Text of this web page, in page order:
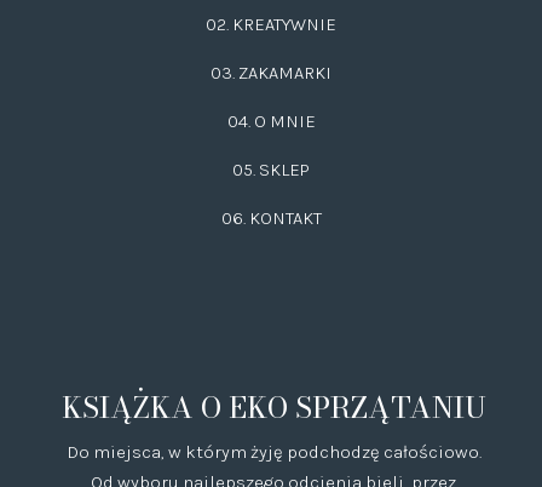
02. KREATYWNIE
03. ZAKAMARKI
04. O MNIE
05. SKLEP
06. KONTAKT
KSIĄŻKA O EKO SPRZĄTANIU
Do miejsca, w którym żyję podchodzę całościowo.
Od wyboru najlepszego odcienia bieli, przez